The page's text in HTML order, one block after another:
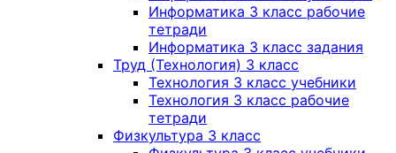
Информатика 3 класс рабочие
тетради
Информатика 3 класс задания
Труд (Технология) 3 класс
Технология 3 класс учебники
Технология 3 класс рабочие
тетради
Физкультура 3 класс